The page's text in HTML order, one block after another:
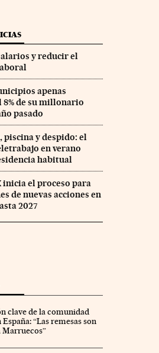
y reducir el
apenas
de su millonario
pasado
piscina y despido: el
en verano
habitual
inicia el proceso para
de nuevas acciones en
2027
clave de la comunidad
“Las remesas son